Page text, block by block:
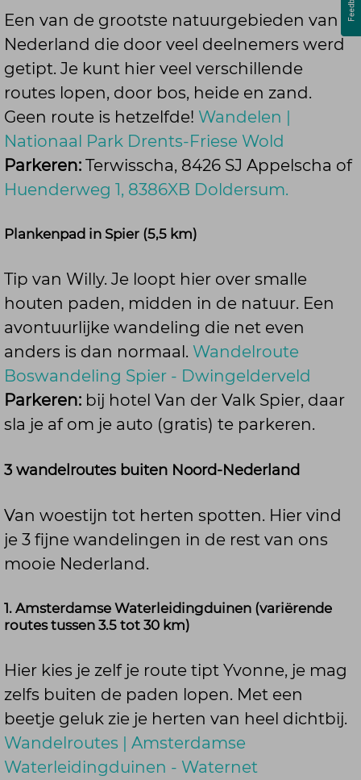
Een van de grootste natuurgebieden van
Nederland die door veel deelnemers werd
getipt. Je kunt hier veel verschillende
routes lopen, door bos, heide en zand.
Geen route is hetzelfde! Wandelen |
Nationaal Park Drents-Friese Wold
Parkeren: Terwisscha, 8426 SJ Appelscha of
Huenderweg 1, 8386XB Doldersum.
Plankenpad in Spier (5,5 km)
Tip van Willy. Je loopt hier over smalle
houten paden, midden in de natuur. Een
avontuurlijke wandeling die net even
anders is dan normaal. Wandelroute
Boswandeling Spier - Dwingelderveld
Parkeren: bij hotel Van der Valk Spier, daar
sla je af om je auto (gratis) te parkeren.
3 wandelroutes buiten Noord-Nederland
Van woestijn tot herten spotten. Hier vind
je 3 fijne wandelingen in de rest van ons
mooie Nederland.
1. Amsterdamse Waterleidingduinen (variërende
routes tussen 3.5 tot 30 km)
Hier kies je zelf je route tipt Yvonne, je mag
zelfs buiten de paden lopen. Met een
beetje geluk zie je herten van heel dichtbij.
Wandelroutes | Amsterdamse
Waterleidingduinen - Waternet